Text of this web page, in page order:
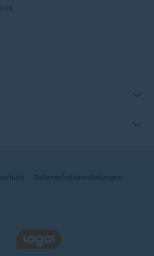
Datenschutzeinstellungen